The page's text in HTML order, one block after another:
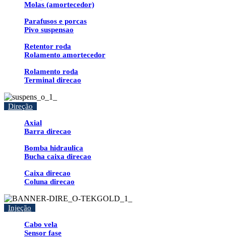
Molas (amortecedor)
Parafusos e porcas
Pivo suspensao
Retentor roda
Rolamento amortecedor
Rolamento roda
Terminal direcao
Direção
Axial
Barra direcao
Bomba hidraulica
Bucha caixa direcao
Caixa direcao
Coluna direcao
Injeção
Cabo vela
Sensor fase